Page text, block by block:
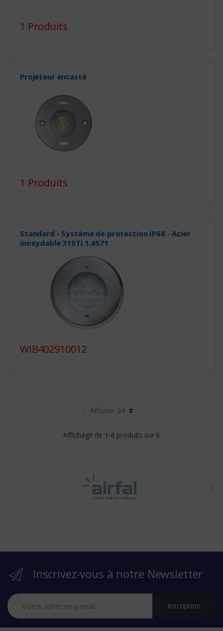
1 Produits
Projeteur encasté
1 Produits
Standard - Système de protection IP68 - Acier
inoxydable 316Ti 1.4571
WIB402910012
Affichage de 1-6 produits sur 6
r
Inscrivez-vous à notre Newsletter
Inscription